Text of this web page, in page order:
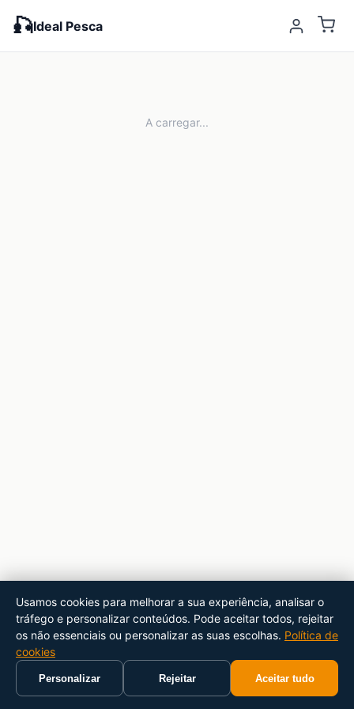
🎣Ideal Pesca
A carregar...
Usamos cookies para melhorar a sua experiência, analisar o
tráfego e personalizar conteúdos. Pode aceitar todos, rejeitar
os não essenciais ou personalizar as suas escolhas. Política de
cookies
Personalizar Rejeitar Aceitar tudo